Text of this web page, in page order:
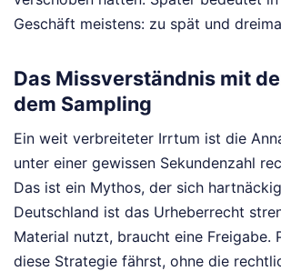
Geschäft meistens: zu spät und
Das Missverständnis mit
dem Sampling
Ein weit verbreiteter Irrtum ist die
unter einer gewissen Sekundenzahl
Das ist ein Mythos, der sich
Deutschland ist das Urheberrecht
Material nutzt, braucht eine Freigabe.
diese Strategie fährst, ohne die